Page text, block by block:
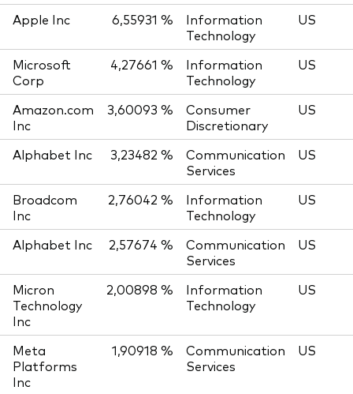
Apple Inc 6,55931 %
Information
Technology
US
Microsoft
Corp
4,27661 %
Information
Technology
US
Amazon.com
Inc
3,60093 %
Consumer
Discretionary
US
Alphabet Inc 3,23482 %
Communication
Services
US
Broadcom
Inc
2,76042 %
Information
Technology
US
Alphabet Inc 2,57674 %
Communication
Services
US
Micron
Technology
Inc
2,00898 %
Information
Technology
US
Meta
Platforms
Inc
1,90918 %
Communication
Services
US